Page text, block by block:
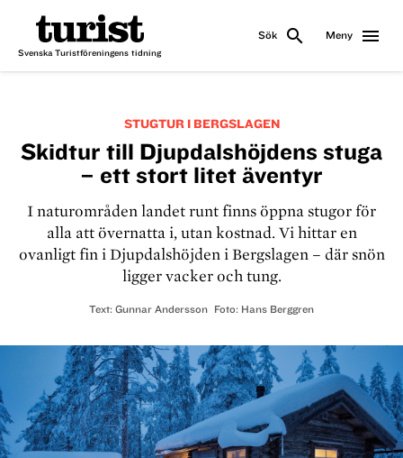
Svenska Turistföreningens tidning
Sök search Meny menu
STUGTUR I BERGSLAGEN
Skidtur till Djupdalshöjdens stuga
– ett stort litet äventyr
I naturområden landet runt finns öppna stugor för
alla att övernatta i, utan kostnad. Vi hittar en
ovanligt fin i Djupdalshöjden i Bergslagen – där snön
ligger vacker och tung.
Text: Gunnar Andersson Foto: Hans Berggren